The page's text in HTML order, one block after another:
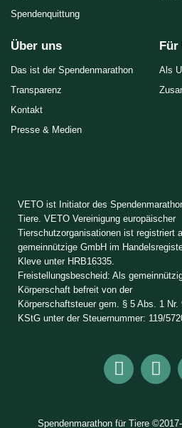
Spendenquittung
Über uns
Das ist der Spendenmarathon
Transparenz
Kontakt
Presse & Medien
Für
Als
VETO ist Initiator des
Tiere. VETO Vereinigung europäischer
Tierschutzorganisationen ist registriert
gemeinnützige GmbH im
Kleve unter HRB16335.
Freistellungsbescheid: Als
Körperschaft befreit von der
Körperschaftsteuer gem. § 5 Abs. 1 Nr.
KStG unter der Steuernummer: 119/
Spendenmarathon für Tiere